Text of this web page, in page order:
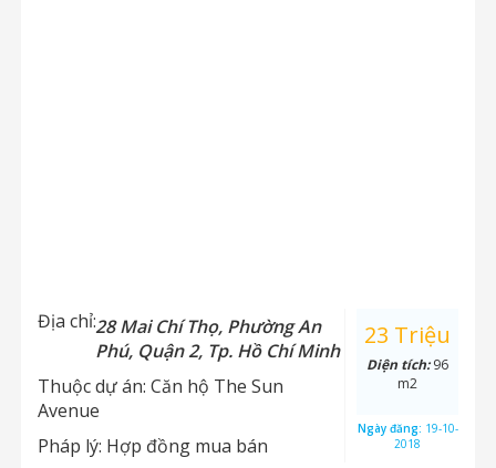
Địa chỉ:28 Mai Chí Thọ, Phường An
Phú, Quận 2, Tp. Hồ Chí Minh
Thuộc dự án: Căn hộ The Sun
Avenue
Pháp lý: Hợp đồng mua bán
23 Triệu
Diện tích:96
m2
Ngày đăng: 19-10-
2018